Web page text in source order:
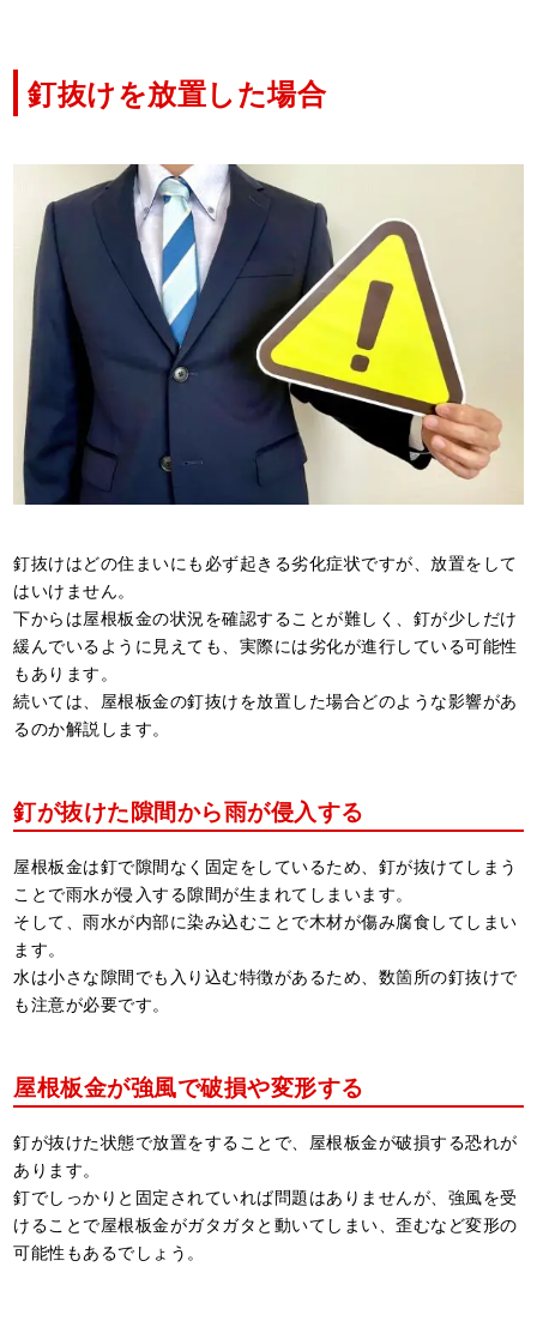
釘抜けを放置した場合
釘抜けはどの住まいにも必ず起きる劣化症状ですが、放置をして
はいけません。
下からは屋根板金の状況を確認することが難しく、釘が少しだけ
緩んでいるように見えても、実際には劣化が進行している可能性
もあります。
続いては、屋根板金の釘抜けを放置した場合どのような影響があ
るのか解説します。
釘が抜けた隙間から雨が侵入する
屋根板金は釘で隙間なく固定をしているため、釘が抜けてしまう
ことで雨水が侵入する隙間が生まれてしまいます。
そして、雨水が内部に染み込むことで木材が傷み腐食してしまい
ます。
水は小さな隙間でも入り込む特徴があるため、数箇所の釘抜けで
も注意が必要です。
屋根板金が強風で破損や変形する
釘が抜けた状態で放置をすることで、屋根板金が破損する恐れが
あります。
釘でしっかりと固定されていれば問題はありませんが、強風を受
けることで屋根板金がガタガタと動いてしまい、歪むなど変形の
可能性もあるでしょう。